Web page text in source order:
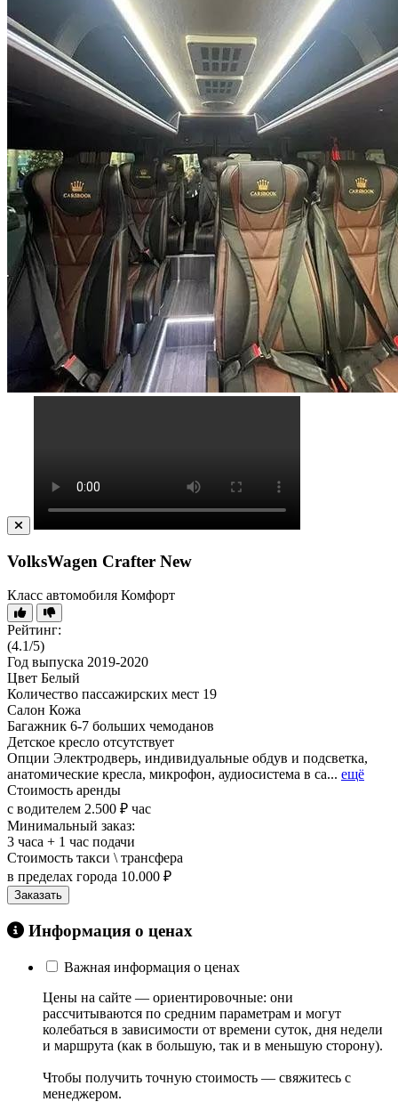
VolksWagen Crafter New
Класс автомобиля Комфорт
Рейтинг:
(4.1/5)
Год выпуска 2019-2020
Цвет Белый
Количество пассажирских мест 19
Салон Кожа
Багажник 6-7 больших чемоданов
Детское кресло отсутствует
Опции Электродверь, индивидуальные обдув и подсветка,
анатомические кресла, микрофон, аудиосистема в са... ещё
Стоимость аренды
с водителем 2.500 ₽ час
Минимальный заказ:
3 часа + 1 час подачи
Стоимость такси \ трансфера
в пределах города 10.000 ₽
Заказать
Информация о ценах
Важная информация о ценах
Цены на сайте — ориентировочные: они
рассчитываются по средним параметрам и могут
колебаться в зависимости от времени суток, дня недели
и маршрута (как в большую, так и в меньшую сторону).
Чтобы получить точную стоимость — свяжитесь с
менеджером.